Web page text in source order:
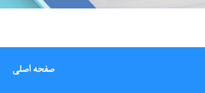
صفحه اصلی